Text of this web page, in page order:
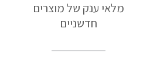
מלאי ענק של מוצרים
חדשניים